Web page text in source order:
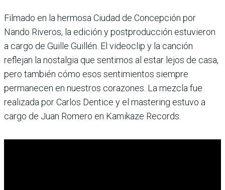
Filmado en la hermosa Ciudad de Concepción por
Nando Riveros, la edición y postproducción estuvieron
a cargo de Guille Guillén. El videoclip y la canción
reflejan la nostalgia que sentimos al estar lejos de casa,
pero también cómo esos sentimientos siempre
permanecen en nuestros corazones. La mezcla fue
realizada por Carlos Dentice y el mastering estuvo a
cargo de Juan Romero en Kamikaze Records.